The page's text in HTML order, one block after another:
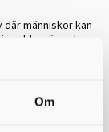
Om
människor kan
växande
och
har
inkluderande
och nya